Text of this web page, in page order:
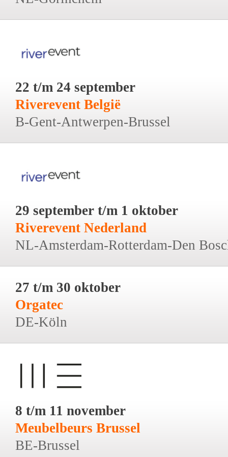
22 t/m 24 september
Riverevent België
B-Gent-Antwerpen-Brussel
29 september t/m 1 oktober
Riverevent Nederland
NL-Amsterdam-Rotterdam-Den
27 t/m 30 oktober
Orgatec
DE-Köln
8 t/m 11 november
Meubelbeurs Brussel
BE-Brussel